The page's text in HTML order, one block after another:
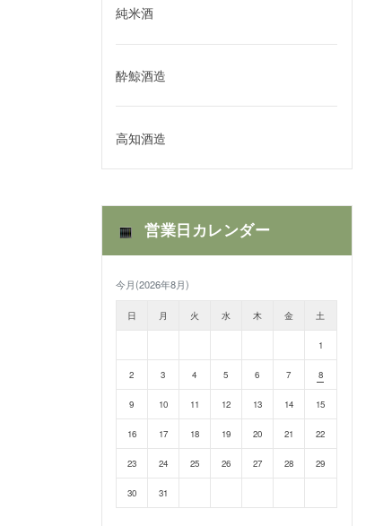
純米酒
酔鯨酒造
高知酒造
営業日カレンダー
今月(2026年8月)
日 月 火 水 木 金 土
1
2 3 4 5 6 7 8
9 10 11 12 13 14 15
16 17 18 19 20 21 22
23 24 25 26 27 28 29
30 31